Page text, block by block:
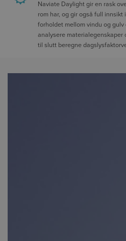
Naviate Daylight gir en rask
rom har, og gir også full
forholdet mellom vindu og
analysere materialegenskaper
til slutt beregne